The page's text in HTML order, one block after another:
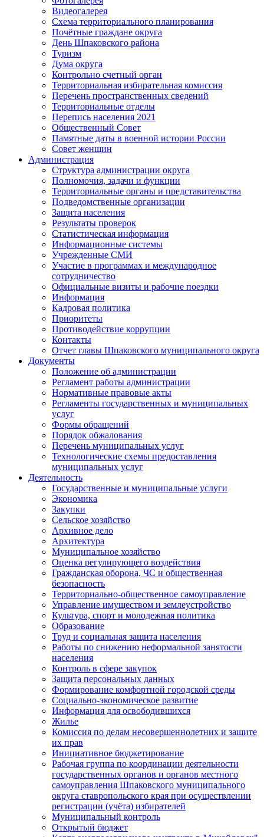
Видеогалерея
Схема территориального планирования
Почётные граждане округа
День Шпаковского района
Туризм
Дума округа
Контрольно счетный орган
Территориальная избирательная комиссия
Перечень пространственных сведений
Территориальные отделы
Перепись населения 2021
Общественный Совет
Памятные даты в военной истории России
Совет женщин
Администрация
Структура администрации округа
Полномочия, задачи и функции
Территориальные органы и представительства
Подведомственные организации
Защита населения
Результаты проверок
Статистическая информация
Информационные системы
Учрежденные СМИ
Участие в программах и международное
сотрудничество
Официальные визиты и рабочие поездки
Информация
Кадровая политика
Приоритеты
Противодействие коррупции
Контакты
Отчет главы Шпаковского муниципального округа
Документы
Положение об администрации
Регламент работы администрации
Нормативные правовые акты
Регламенты государственных и муниципальных
услуг
Формы обращений
Порядок обжалования
Перечень муниципальных услуг
Технологические схемы предоставления
муниципальных услуг
Деятельность
Государственные и муниципальные услуги
Экономика
Закупки
Сельское хозяйство
Архивное дело
Архитектура
Муниципальное хозяйство
Оценка регулирующего воздействия
Гражданская оборона, ЧС и общественная
безопасность
Территориально-общественное самоуправление
Управление имуществом и землеустройство
Культура, спорт и молодежная политика
Образование
Труд и социальная защита населения
Работы по снижению неформальной занятости
населения
Контроль в сфере закупок
Защита персональных данных
Формирование комфортной городской среды
Социально-экономическое развитие
Информация для освободившихся
Жилье
Комиссия по делам несовершеннолетних и защите
их прав
Инициативное бюджетирование
Рабочая группа по координации деятельности
государственных органов и органов местного
самоуправления Шпаковского муниципального
округа ставропольского края при осуществлении
регистрации (учёта) избирателей
Муниципальный контроль
Открытый бюджет